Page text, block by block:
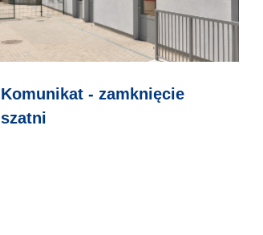
Komunikat - zamknięcie
szatni